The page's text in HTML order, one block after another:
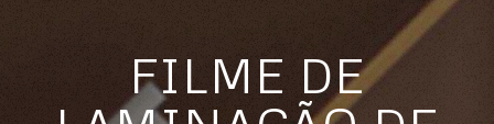
FILME DE